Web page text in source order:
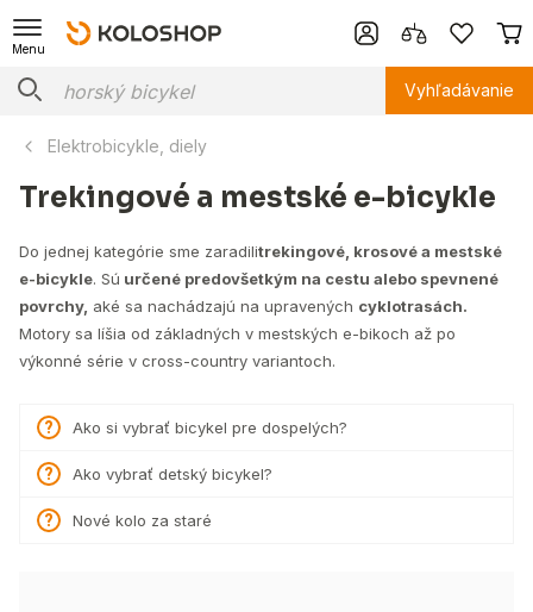
Menu
Vyhľadávanie
Elektrobicykle, diely
Trekingové a mestské e-bicykle
Do jednej kategórie sme zaradilitrekingové, krosové a mestské
e-bicykle. Sú určené predovšetkým na cestu alebo spevnené
povrchy, aké sa nachádzajú na upravených cyklotrasách.
Motory sa líšia od základných v mestských e-bikoch až po
výkonné série v cross-country variantoch.
Ako si vybrať bicykel pre dospelých?
Ako vybrať detský bicykel?
Nové kolo za staré